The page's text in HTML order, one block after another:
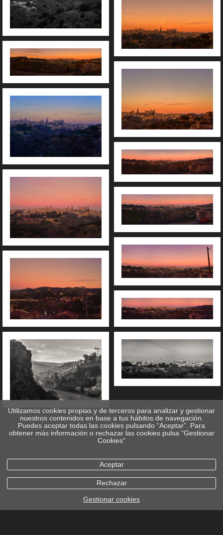
Utilizamos cookies propias y de terceros para analizar y gestionar
nuestros contenidos en base a tus hábitos de navegación.
Puedes aceptar todas las cookies pulsando “Aceptar”. Para
obtener más información o rechazar las cookies pulsa “Gestionar
Cookies“
Aceptar
Rechazar
Gestionar cookies